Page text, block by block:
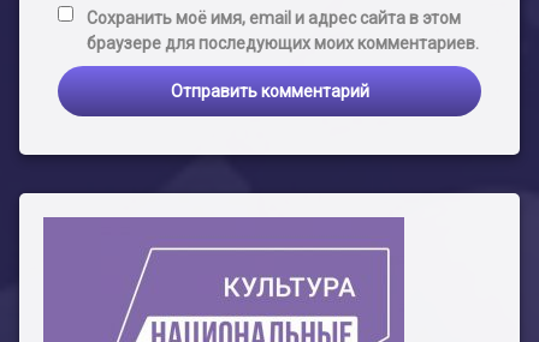
Сохранить моё имя, email и адрес сайта в этом
браузере для последующих моих комментариев.